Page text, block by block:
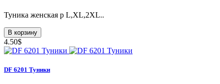
Туникa женская р L,XL,2XL..
В корзину
4.50$
DF 6201 Туники